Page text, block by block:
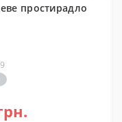
простирадло